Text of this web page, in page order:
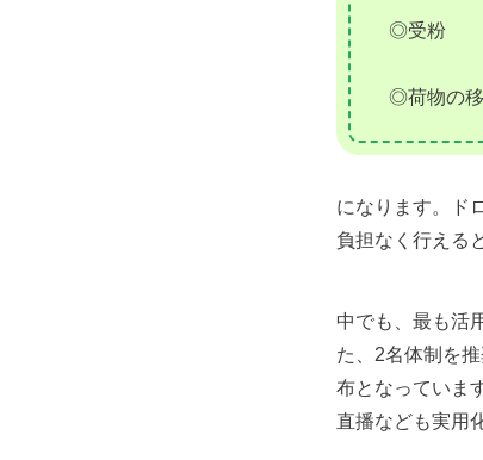
◎受粉
◎荷物の
になります。ド
負担なく行える
中でも、最も活
た、2名体制を
布となっていま
直播なども実用